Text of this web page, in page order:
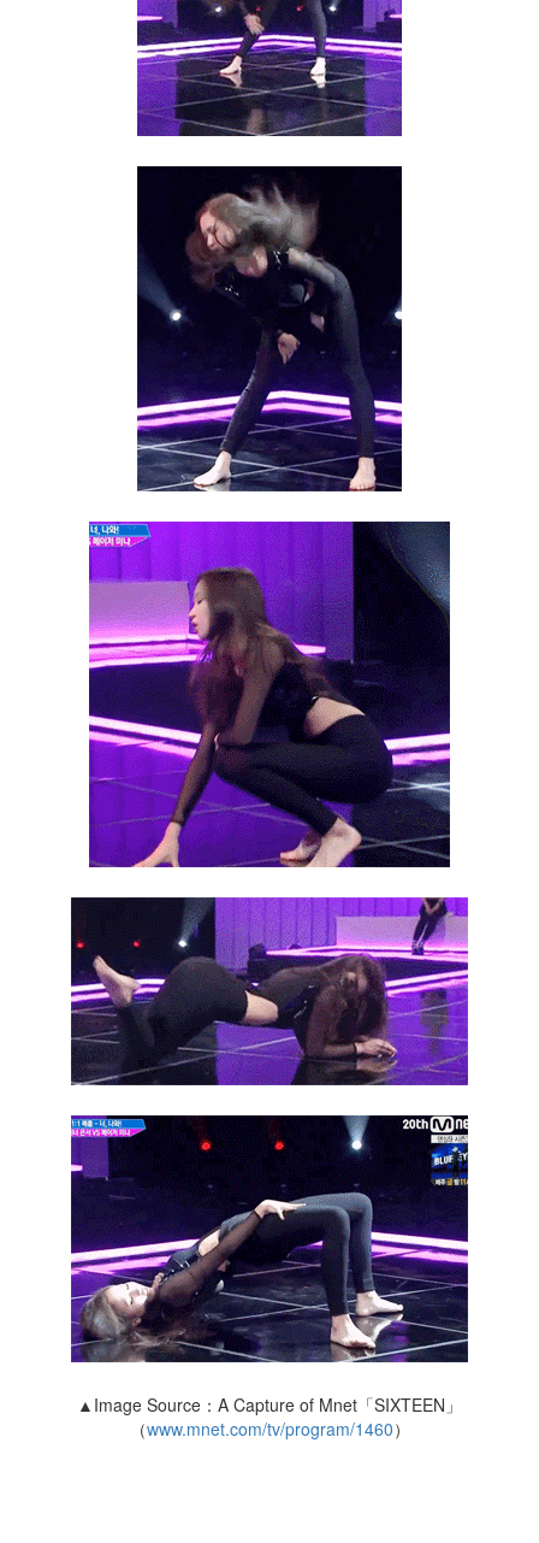
▲Image Source：A Capture of Mnet「SIXTEEN」
（www.mnet.com/tv/program/1460）